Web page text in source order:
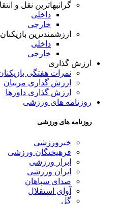
گرانبهاترین نقل و
داخلی
خارجی
ارزشمندترین بازیکنان
داخلی
خارجی
ارزش گذاری
نمرات هفتگی
ارزش گذاری مربیان
ارزش گذاری داورها
روزنامه های ورزشی
روزنامه های ورزشی
خبرورزشی
فرهیختگان ورزشی
ابرار ورزشی
ایران ورزشی
صدای سپاهان
آوای استقلال
گل